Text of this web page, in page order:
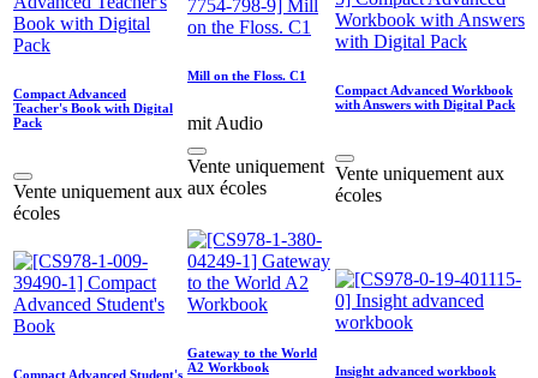
Compact Advanced
Teacher's Book with Digital
Pack
Vente uniquement aux
écoles
Mill on the Floss. C1
mit Audio
Vente uniquement
aux écoles
Compact Advanced Workbook
with Answers with Digital Pack
Vente uniquement aux
écoles
Compact Advanced Student's
Gateway to the World
A2 Workbook
Insight advanced workbook